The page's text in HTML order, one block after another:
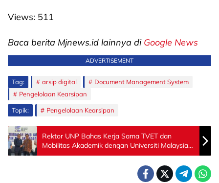
Views: 511
Baca berita Mjnews.id lainnya di Google News
ADVERTISEMENT
Tag: arsip digital
Document Management System
Pengelolaan Kearsipan
Topik: Pengelolaan Kearsipan
Rektor UNP Bahas Kerja Sama TVET dan
Mobilitas Akademik dengan Universiti Malaysia
Perlis